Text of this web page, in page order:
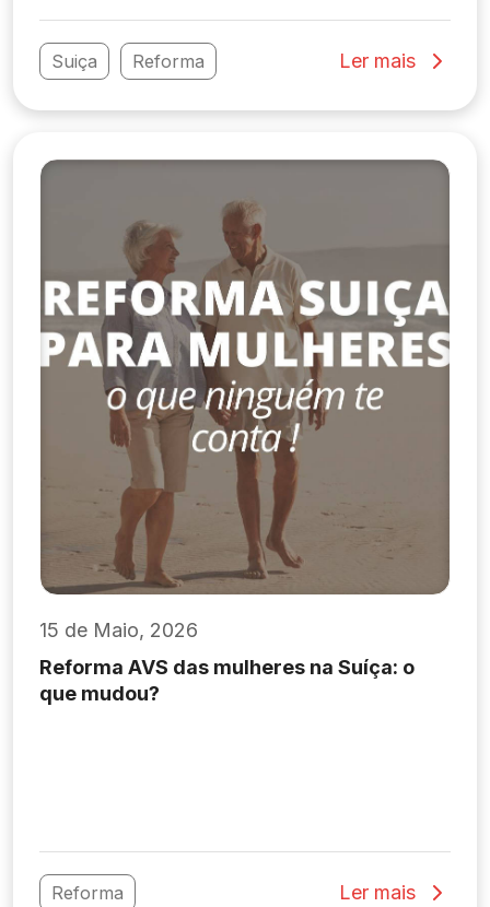
Suiça Reforma Ler mais
15 de Maio, 2026
Reforma AVS das mulheres na Suíça: o
que mudou?
Reforma Ler mais